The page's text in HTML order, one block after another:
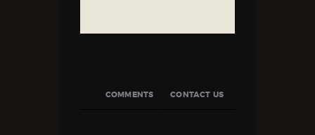
COMMENTS CONTACT US